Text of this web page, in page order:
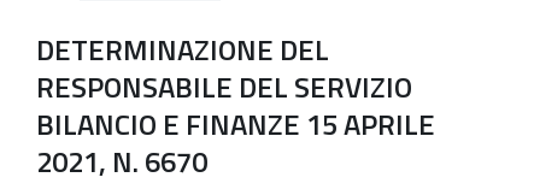
DETERMINAZIONE DEL
RESPONSABILE DEL SERVIZIO
BILANCIO E FINANZE 15 APRILE
2021, N. 6670